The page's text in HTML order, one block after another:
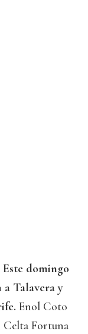
Este domingo
Talavera y
Enol Coto
Celta Fortuna